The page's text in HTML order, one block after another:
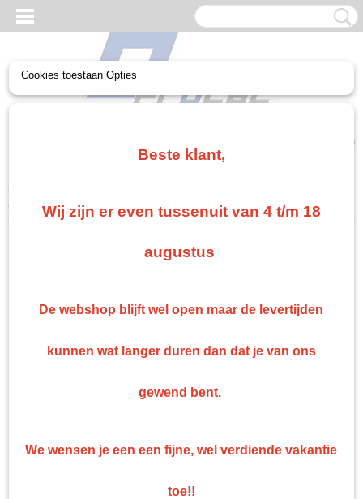
(0)
Home
Liter
Cookies toestaan Opties
Beste klant,
Wij zijn er even tussenuit van 4 t/m 18
augustus
De webshop blijft wel open maar de levertijden
kunnen wat langer duren dan dat je van ons
gewend bent.
We wensen je een een fijne, wel verdiende vakantie
toe!!